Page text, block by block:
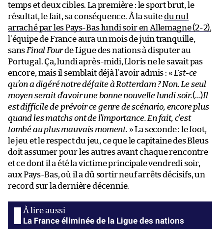
temps et deux cibles. La première : le sport brut, le
résultat, le fait, sa conséquence. À la suitedu nul
arraché par les Pays-Bas lundi soir en Allemagne (2-2),
l’équipe de France aura un mois de juin tranquille,
sans Final Fourde Ligue des nations à disputer au
Portugal. Ça, lundi après-midi, Lloris ne le savait pas
encore, mais il semblait déjà l’avoir admis : « Est-ce
qu’on a digéré notre défaite à Rotterdam ? Non. Le seul
moyen serait d’avoir une bonne nouvelle lundi soir.(…)Il
est difficile de prévoir ce genre de scénario, encore plus
quand les matchs ont de l’importance. En fait, c’est
tombé au plus mauvais moment. » La seconde : le foot,
le jeu et le respect du jeu, ce que le capitaine des Bleus
doit assumer pour les autres avant chaque rencontre
et ce dont il a été la victime principale vendredi soir,
aux Pays-Bas, où il a dû sortir neuf arrêts décisifs, un
record sur la dernière décennie.
La France éliminée de la Ligue des nations